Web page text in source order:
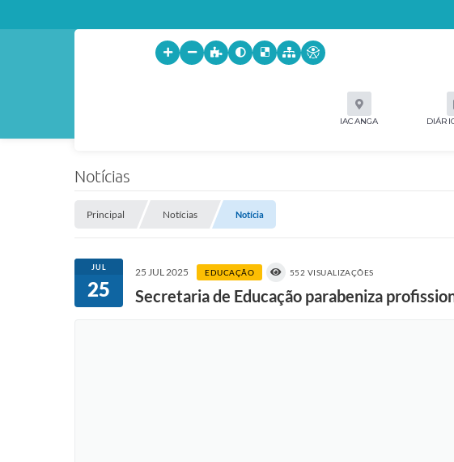
IACANGA
Notícias
Principal Notícias Notícia
JUL
25
25 JUL 2025 EDUCAÇÃO 552 VISUALIZAÇÕES
Secretaria de Educação parabeniza